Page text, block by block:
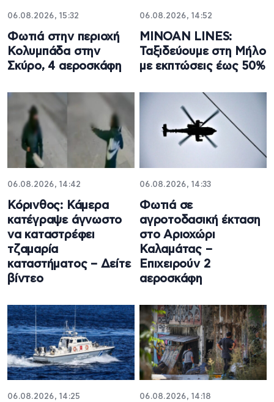
06.08.2026, 15:32
Φωτιά στην περιοχή
Κολυμπάδα στην
Σκύρο, 4 αεροσκάφη
06.08.2026, 14:52
MINOAN LINES:
Ταξιδεύουμε στη Μήλο
με εκπτώσεις έως 50%
06.08.2026, 14:42
Κόρινθος: Κάμερα
κατέγραψε άγνωστο
να καταστρέφει
τζαμαρία
καταστήματος – Δείτε
βίντεο
06.08.2026, 14:33
Φωτιά σε
αγροτοδασική έκταση
στο Αριοχώρι
Καλαμάτας –
Επιχειρούν 2
αεροσκάφη
06.08.2026, 14:25 06.08.2026, 14:18